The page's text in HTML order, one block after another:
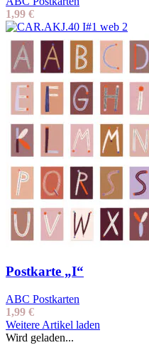
1,99 €
Postkarte „I“
ABC Postkarten
1,99 €
Weitere Artikel laden
Wird geladen...